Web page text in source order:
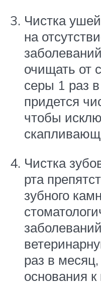
Чистка
на
очищать от
серы 1 раз
придется
чтобы
Чистка
рта
зубного
раз в
основания к